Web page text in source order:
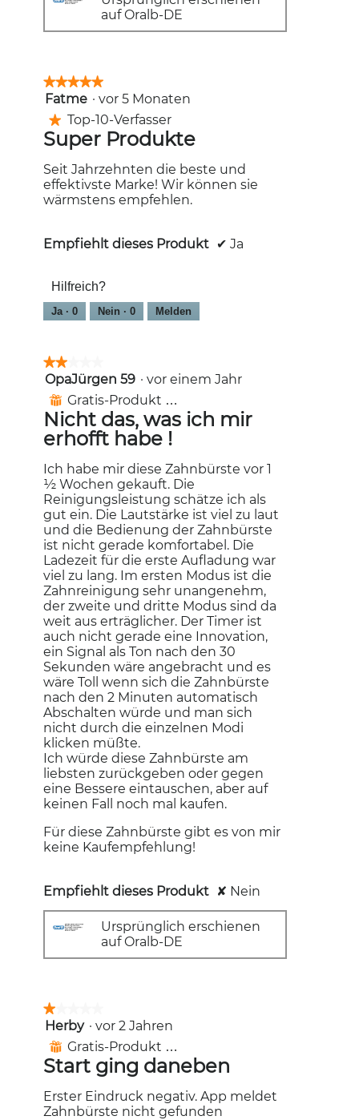
auf Oralb-DE
★★★★★
★★★★★
5
von
Sternen.
Fatme · vor 5 Monaten
★ Top-10-Verfasser
Super Produkte
Seit Jahrzehnten die beste und
effektivste Marke! Wir können sie
wärmstens empfehlen.
Empfiehlt dieses Produkt ✔ Ja
Hilfreich?
Ja · 0 Nein · 0 Melden
★★★★★
★★★★★
2
von
Sternen.
OpaJürgen 59 · vor einem Jahr
⊞ Gratis-Produkt erhalten
Nicht das, was ich mir
erhofft habe !
Ich habe mir diese Zahnbürste vor 1
½ Wochen gekauft. Die
Reinigungsleistung schätze ich als
gut ein. Die Lautstärke ist viel zu laut
und die Bedienung der Zahnbürste
ist nicht gerade komfortabel. Die
Ladezeit für die erste Aufladung war
viel zu lang. Im ersten Modus ist die
Zahnreinigung sehr unangenehm,
der zweite und dritte Modus sind da
weit aus erträglicher. Der Timer ist
auch nicht gerade eine Innovation,
ein Signal als Ton nach den 30
Sekunden wäre angebracht und es
wäre Toll wenn sich die Zahnbürste
nach den 2 Minuten automatisch
Abschalten würde und man sich
nicht durch die einzelnen Modi
klicken müßte.
Ich würde diese Zahnbürste am
liebsten zurückgeben oder gegen
eine Bessere eintauschen, aber auf
keinen Fall noch mal kaufen.
Für diese Zahnbürste gibt es von mir
keine Kaufempfehlung!
Empfiehlt dieses Produkt ✘ Nein
Ursprünglich erschienen
auf Oralb-DE
★★★★★
★★★★★
1
von
Sternen.
Herby · vor 2 Jahren
⊞ Gratis-Produkt erhalten
Start ging daneben
Erster Eindruck negativ. App meldet
Zahnbürste nicht gefunden